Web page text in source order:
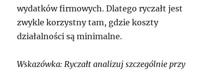
wydatków firmowych. Dlatego ryczałt jest
zwykle korzystny tam, gdzie koszty
działalności są minimalne.
Wskazówka: Ryczałt analizuj szczególnie przy